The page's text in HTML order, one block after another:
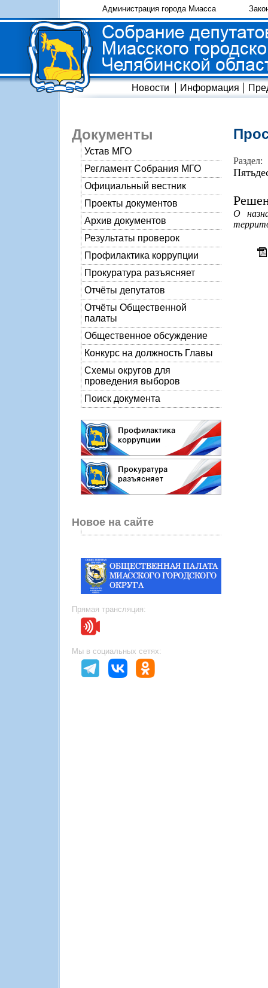
Администрация города Миасса
Новости Информация
Документы
Устав МГО
Регламент Собрания МГО
Официальный вестник
Проекты документов
Архив документов
Результаты проверок
Профилактика коррупции
Прокуратура разъясняет
Отчёты депутатов
Отчёты Общественной
палаты
Общественное обсуждение
Конкурс на должность Главы
Схемы округов для
проведения выборов
Поиск документа
Новое на сайте
Прямая трансляция:
Мы в социальных сетях:
Раздел:
О